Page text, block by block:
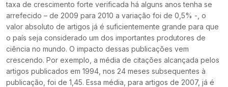
taxa de crescimento forte verificada há alguns anos tenha se
arrefecido – de 2009 para 2010 a variação foi de 0,5% -, o
valor absoluto de artigos já é suficientemente grande para que
o país seja considerado um dos importantes produtores de
ciência no mundo. O impacto dessas publicações vem
crescendo. Por exemplo, a média de citações alcançada pelos
artigos publicados em 1994, nos 24 meses subsequentes à
publicação, foi de 1,45. Essa média, para artigos de 2007, já é